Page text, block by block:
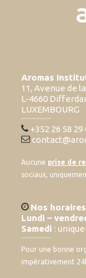
Aromas
11, Avenue de
L-4660
LUXEMBOURG
+352 26 58 29
Aucune prise de
sociaux,
Nos horaires
Lundi –
Samedi :
Pour une bonne
impérativement